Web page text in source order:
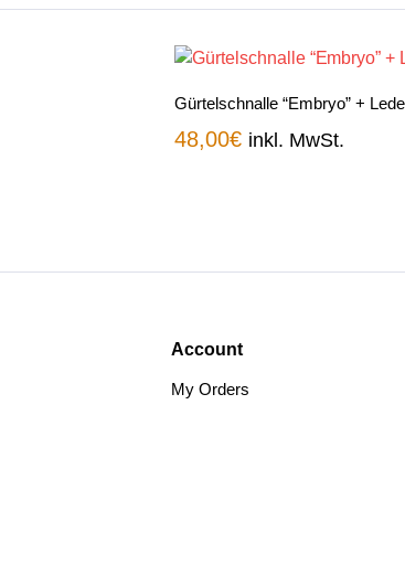
Gürtelschnalle “Embryo” +
48,00€ inkl. MwSt.
Account
My Orders